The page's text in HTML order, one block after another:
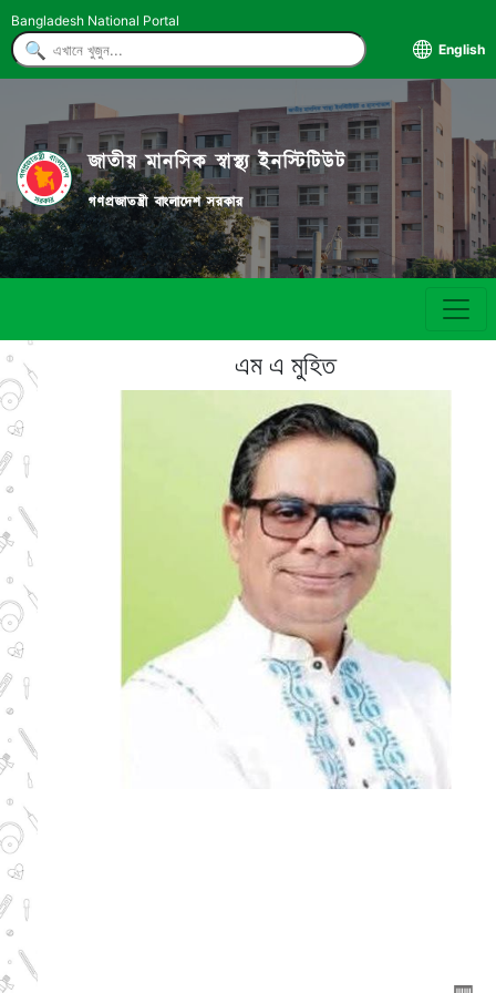
Bangladesh National Portal
English
জাতীয় মানসিক স্বাস্থ্য ইনস্টিটিউট
গণপ্রজাতন্ত্রী বাংলাদেশ সরকার
এম এ মুহিত